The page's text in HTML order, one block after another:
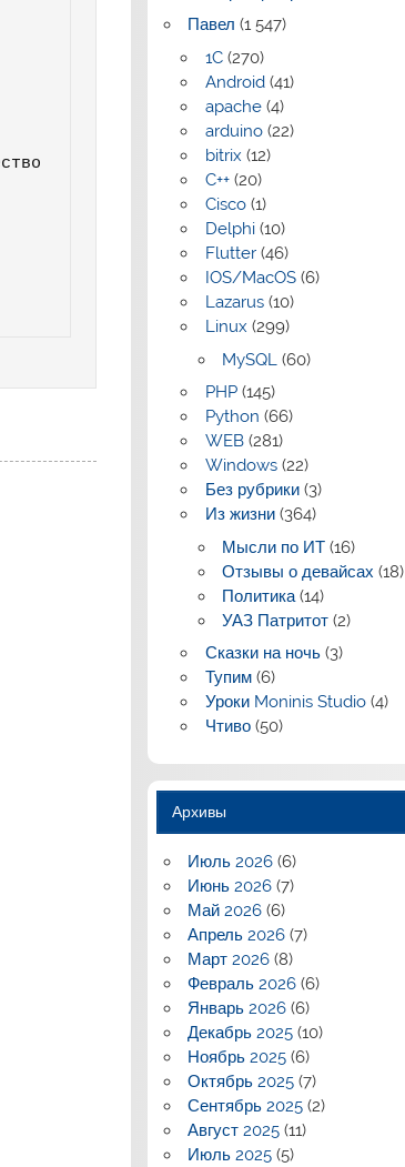
Павел (1 547)
1C(270)
Android(41)
apache(4)
arduino(22)
bitrix (12)
C++(20)
Cisco(1)
Delphi(10)
Flutter(46)
IOS/MacOS(6)
Lazarus(10)
Linux (299)
MySQL(60)
PHP(145)
Python (66)
WEB(281)
Windows(22)
Без рубрики(3)
Из жизни(364)
Мысли по ИТ(16)
Отзывы о девайсах (18)
Политика(14)
УАЗ Патритот(2)
Сказки на ночь(3)
Тупим(6)
Уроки Moninis Studio(4)
Чтиво(50)
Архивы
Июль 2026 (6)
Июнь 2026 (7)
Май 2026 (6)
Апрель 2026 (7)
Март 2026 (8)
Февраль 2026 (6)
Январь 2026 (6)
Декабрь 2025 (10)
Ноябрь 2025 (6)
Октябрь 2025 (7)
Сентябрь 2025 (2)
Август 2025 (11)
Июль 2025 (5)